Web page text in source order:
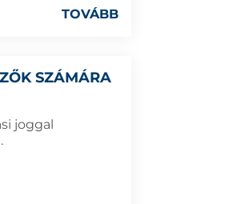
TOVÁBB
SZÁMÁRA
joggal